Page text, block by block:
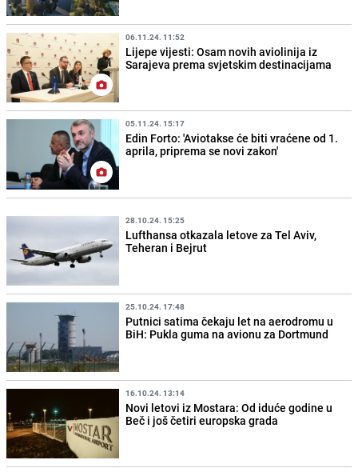
06.11.24. 11:52
Lijepe vijesti: Osam novih aviolinija iz
Sarajeva prema svjetskim destinacijama
05.11.24. 15:17
Edin Forto: 'Aviotakse će biti vraćene od 1.
aprila, priprema se novi zakon'
28.10.24. 15:25
Lufthansa otkazala letove za Tel Aviv,
Teheran i Bejrut
25.10.24. 17:48
Putnici satima čekaju let na aerodromu u
BiH: Pukla guma na avionu za Dortmund
16.10.24. 13:14
Novi letovi iz Mostara: Od iduće godine u
Beč i još četiri europska grada